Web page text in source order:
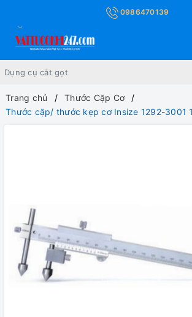
0986470139
Trang chủ
Thước Cặp Cơ
Thước cặp/ thước kẹp cơ Insize 1292-3001